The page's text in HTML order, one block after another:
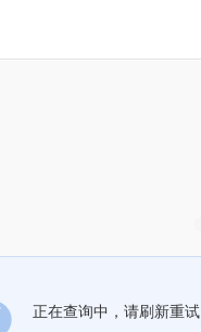
正在查询中，请刷新重试